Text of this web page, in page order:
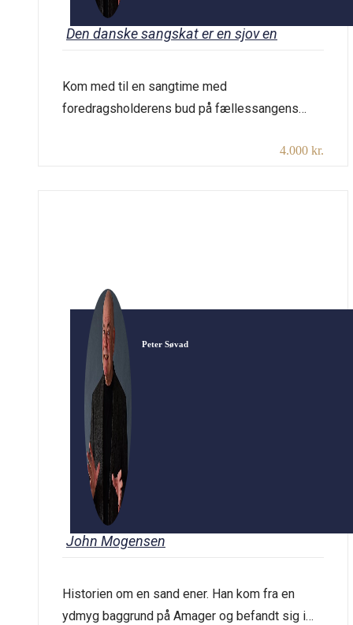
Den danske sangskat er en sjov en
Kom med til en sangtime med
foredragsholderens bud på fællessangens
som: Hvem fandt på, at det er en god ide med
4.000 kr.
Peter Søvad
John Mogensen
Historien om en sand ener. Han kom fra en
ydmyg baggrund på Amager og befandt sig i